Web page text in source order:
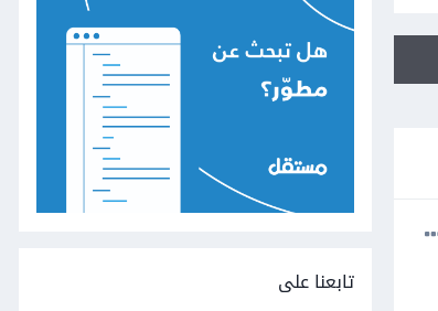
تابعنا على